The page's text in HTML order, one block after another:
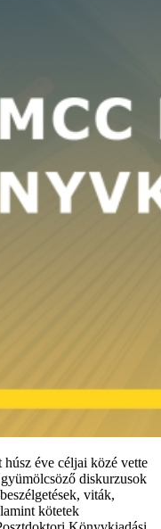
éve céljai közé vette
diskurzusok
viták,
kötetek